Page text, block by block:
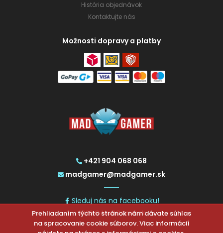
+421 904 068 068
madgamer@madgamer.sk
Sleduj nás na facebooku!
2026 © MadGamer.sk
História objednávok
Kontaktujte nás
Možnosti dopravy a platby
Prehliadaním týchto stránok nám dávate súhlas
na spracovanie cookie súborov. Viac informácií